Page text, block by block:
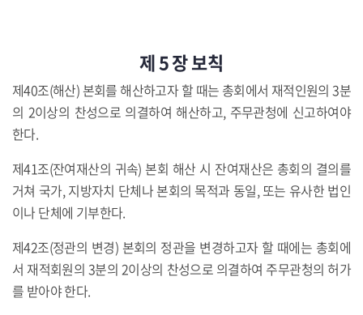
제 5 장 보칙
제40조(해산) 본회를 해산하고자 할 때는 총회에서 재적인원의 3분
의 2이상의 찬성으로 의결하여 해산하고, 주무관청에 신고하여야
한다.
제41조(잔여재산의 귀속) 본회 해산 시 잔여재산은 총회의 결의를
거쳐 국가, 지방자치 단체나 본회의 목적과 동일, 또는 유사한 법인
이나 단체에 기부한다.
제42조(정관의 변경) 본회의 정관을 변경하고자 할 때에는 총회에
서 재적회원의 3분의 2이상의 찬성으로 의결하여 주무관청의 허가
를 받아야 한다.